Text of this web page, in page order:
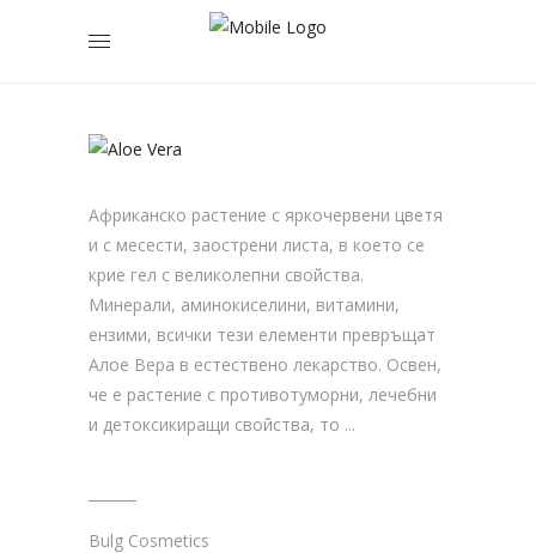
АЛОЕ
Африканско растение с яркочервени цветя
и с месести, заострени листа, в което се
крие гел с великолепни свойства.
Минерали, аминокиселини, витамини,
ензими, всички тези елементи превръщат
Алое Вера в естествено лекарство. Освен,
че е растение с противотуморни, лечебни
и детоксикиращи свойства, то
Bulg Cosmetics